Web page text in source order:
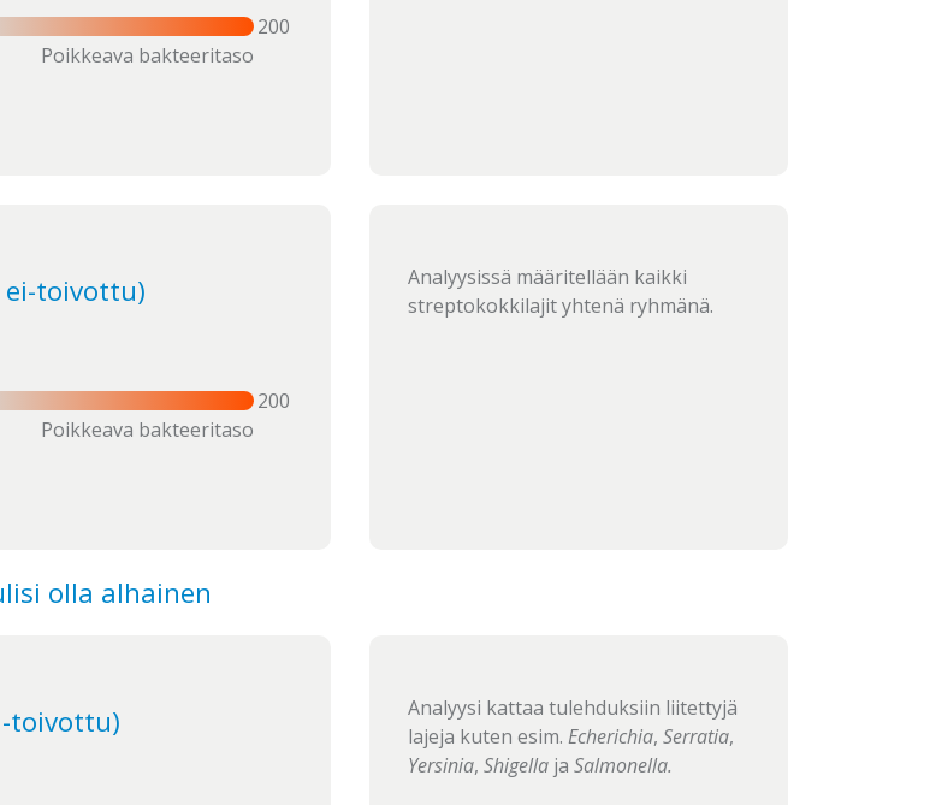
200
Poikkeava bakteeritaso
toivottu)
200
Poikkeava bakteeritaso
Analyysissä määritellään kaikki
streptokokkilajit yhtenä ryhmänä.
olla alhainen
toivottu)
Analyysi kattaa tulehduksiin liitettyjä
lajeja kuten esim. Echerichia, Serratia,
Yersinia, Shigella ja Salmonella.